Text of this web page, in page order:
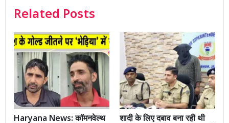
Related Posts
Haryana News: कॉमनवेल्थ
शादी के लिए दबाव बना रही थी